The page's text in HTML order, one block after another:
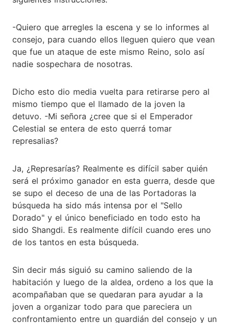
-Quiero que arregles la escena y se lo informes al
consejo, para cuando ellos lleguen quiero que vean
que fue un ataque de este mismo Reino, solo así
nadie sospechara de nosotras.
Dicho esto dio media vuelta para retirarse pero al
mismo tiempo que el llamado de la joven la
detuvo. -Mi señora ¿cree que si el Emperador
Celestial se entera de esto querrá tomar
represalias?
Ja, ¿Represarías? Realmente es difícil saber quién
será el próximo ganador en esta guerra, desde que
se supo el deceso de una de las Portadoras la
búsqueda ha sido más intensa por el "Sello
Dorado" y el único beneficiado en todo esto ha
sido Shangdi. Es realmente difícil cuando eres uno
de los tantos en esta búsqueda.
Sin decir más siguió su camino saliendo de la
habitación y luego de la aldea, ordeno a los que la
acompañaban que se quedaran para ayudar a la
joven a organizar todo para que pareciera un
confrontamiento entre un guardián del consejo y un